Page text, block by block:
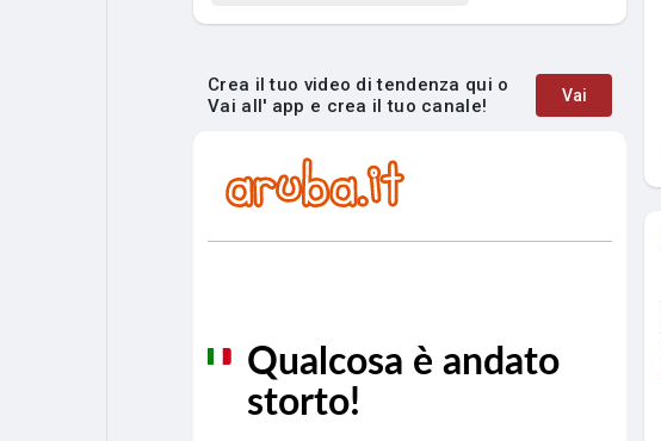
Crea il tuo video di tendenza qui o
Vai all' app e crea il tuo canale!
Vai